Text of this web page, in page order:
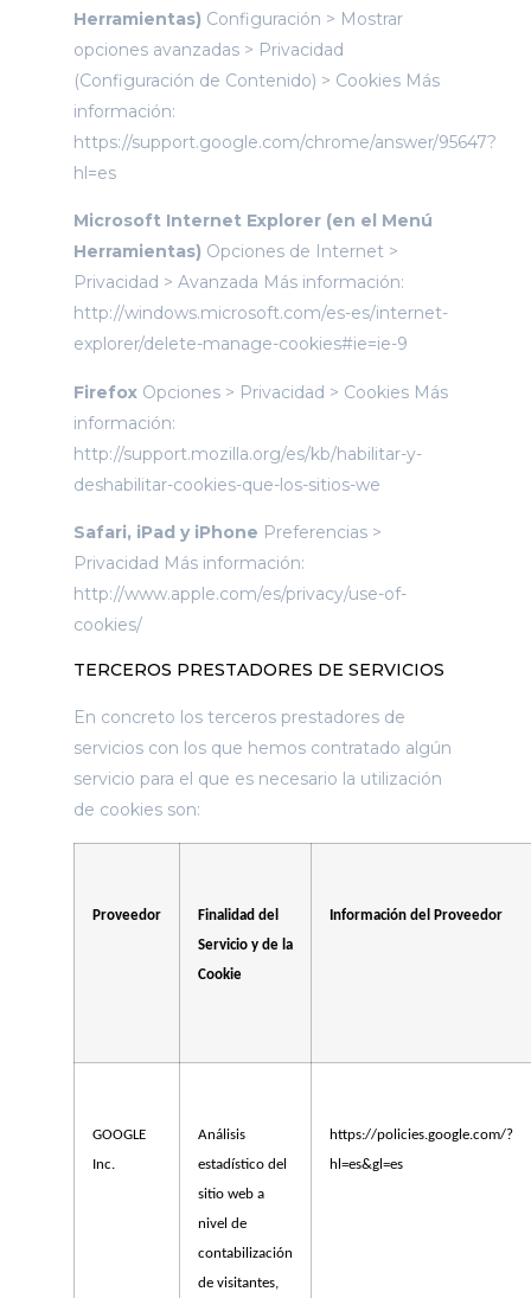
Herramientas) Configuración > Mostrar
opciones avanzadas > Privacidad
(Configuración de Contenido) > Cookies Más
información:
https://support.google.com/chrome/answer/95647?
hl=es
Microsoft Internet Explorer (en el Menú
Herramientas) Opciones de Internet >
Privacidad > Avanzada Más información:
http://windows.microsoft.com/es-es/internet-
explorer/delete-manage-cookies#ie=ie-9
Firefox Opciones > Privacidad > Cookies Más
información:
http://support.mozilla.org/es/kb/habilitar-y-
deshabilitar-cookies-que-los-sitios-we
Safari, iPad y iPhone Preferencias >
Privacidad Más información:
http://www.apple.com/es/privacy/use-of-
cookies/
TERCEROS PRESTADORES DE SERVICIOS
En concreto los terceros prestadores de
servicios con los que hemos contratado algún
servicio para el que es necesario la utilización
de cookies son:
Proveedor
Finalidad del
Servicio y de la
Cookie
Información del Proveedor
GOOGLE
Inc.
Análisis
estadístico del
sitio web a
nivel de
contabilización
de visitantes,
https://policies.google.com/?
hl=es&gl=es